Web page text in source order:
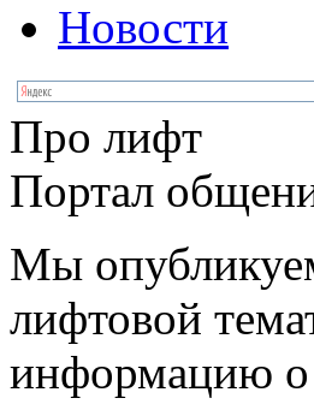
Новости
Про лифт
Портал
Мы
лифтовой
информацию о